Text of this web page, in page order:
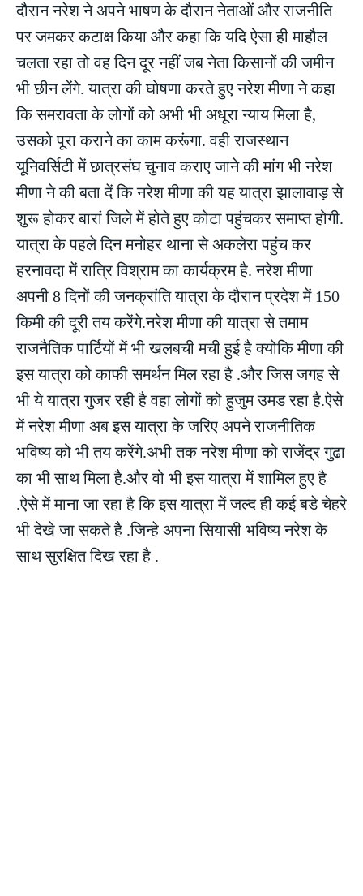
दौरान नरेश ने अपने भाषण के दौरान नेताओं और राजनीति
पर जमकर कटाक्ष किया और कहा कि यदि ऐसा ही माहौल
चलता रहा तो वह दिन दूर नहीं जब नेता किसानों की जमीन
भी छीन लेंगे. यात्रा की घोषणा करते हुए नरेश मीणा ने कहा
कि समरावता के लोगों को अभी भी अधूरा न्याय मिला है,
उसको पूरा कराने का काम करूंगा. वही राजस्थान
यूनिवर्सिटी में छात्रसंघ चुनाव कराए जाने की मांग भी नरेश
मीणा ने की बता दें कि नरेश मीणा की यह यात्रा झालावाड़ से
शुरू होकर बारां जिले में होते हुए कोटा पहुंचकर समाप्त होगी.
यात्रा के पहले दिन मनोहर थाना से अकलेरा पहुंच कर
हरनावदा में रात्रि विश्राम का कार्यक्रम है. नरेश मीणा
अपनी 8 दिनों की जनक्रांति यात्रा के दौरान प्रदेश में 150
किमी की दूरी तय करेंगे.नरेश मीणा की यात्रा से तमाम
राजनैतिक पार्टियों में भी खलबची मची हुई है क्योकि मीणा की
इस यात्रा को काफी समर्थन मिल रहा है .और जिस जगह से
भी ये यात्रा गुजर रही है वहा लोगों को हुजुम उमड रहा है.ऐसे
में नरेश मीणा अब इस यात्रा के जरिए अपने राजनीतिक
भविष्य को भी तय करेंगे.अभी तक नरेश मीणा को राजेंद्र गुढा
का भी साथ मिला है.और वो भी इस यात्रा में शामिल हुए है
.ऐसे में माना जा रहा है कि इस यात्रा में जल्द ही कई बडे चेहरे
भी देखे जा सकते है .जिन्हे अपना सियासी भविष्य नरेश के
साथ सुरक्षित दिख रहा है .